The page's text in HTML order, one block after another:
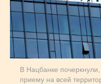
Власть
Геополитика
Исследования
В Нацбанке
приему на всей